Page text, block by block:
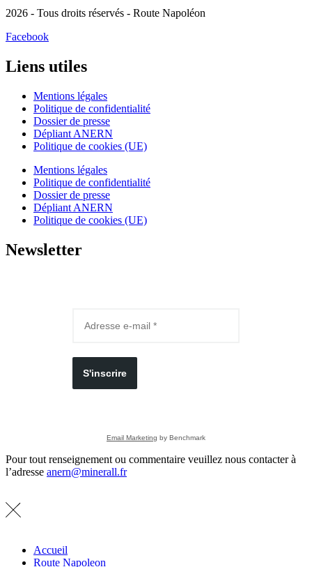
2026 - Tous droits réservés - Route Napoléon
Facebook
Liens utiles
Mentions légales
Politique de confidentialité
Dossier de presse
Dépliant ANERN
Politique de cookies (UE)
Mentions légales
Politique de confidentialité
Dossier de presse
Dépliant ANERN
Politique de cookies (UE)
Newsletter
S'inscrire
Email Marketing by Benchmark
Pour tout renseignement ou commentaire veuillez nous contacter à
l’adresse anern@minerall.fr
Accueil
Route Napoleon